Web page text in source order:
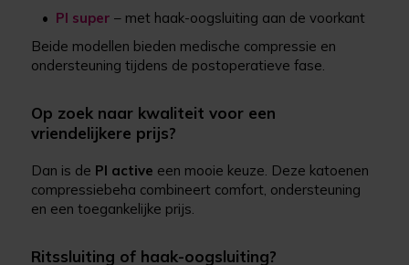
• PI super – met haak-oogsluiting aan de voorkant
Beide modellen bieden medische compressie en
ondersteuning tijdens de postoperatieve fase.
Op zoek naar kwaliteit voor een
vriendelijkere prijs?
Dan is de PI active een mooie keuze. Deze katoenen
compressiebeha combineert comfort, ondersteuning
en een toegankelijke prijs.
Ritssluiting of haak-oogsluiting?